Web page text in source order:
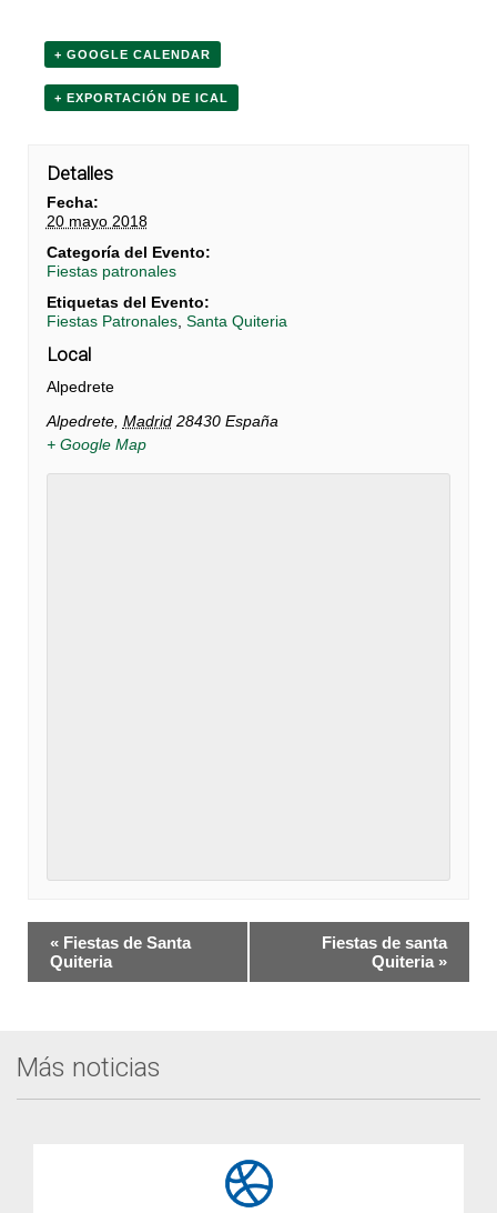
+ GOOGLE CALENDAR
+ EXPORTACIÓN DE ICAL
Detalles
Fecha:
20 mayo 2018
Categoría del Evento:
Fiestas patronales
Etiquetas del Evento:
Fiestas Patronales, Santa Quiteria
Local
Alpedrete
Alpedrete, Madrid 28430 España
+ Google Map
Navegación
del
« Fiestas de Santa
Quiteria
Fiestas de santa
Quiteria »
Más noticias